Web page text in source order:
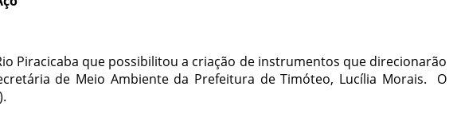
Piracicaba que possibilitou a criação de instrumentos que direcionarão
de Meio Ambiente da Prefeitura de Timóteo, Lucília Morais. O